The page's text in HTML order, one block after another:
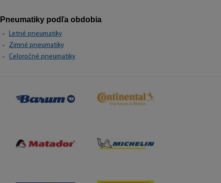
Pneumatiky podľa obdobia
Letné pneumatiky
Zimné pneumatiky
Celoročné pneumatiky